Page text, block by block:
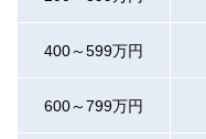
400～599万円
600～799万円